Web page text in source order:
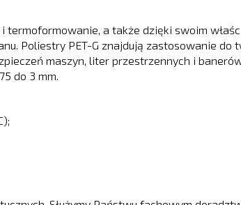
termoformowanie, a także dzięki swoim
Poliestry PET-G znajdują zastosowanie do
maszyn, liter przestrzennych i
do 3 mm.